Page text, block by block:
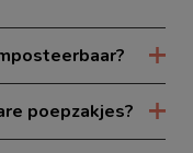
poepzakjes?